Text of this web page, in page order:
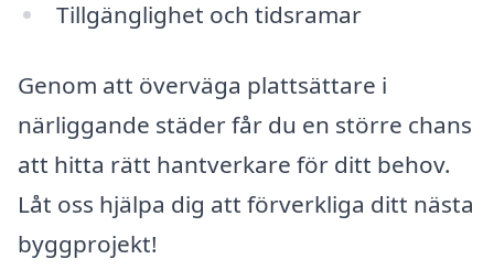
Tillgänglighet och tidsramar
Genom att överväga plattsättare i
närliggande städer får du en större chans
att hitta rätt hantverkare för ditt behov.
Låt oss hjälpa dig att förverkliga ditt nästa
byggprojekt!